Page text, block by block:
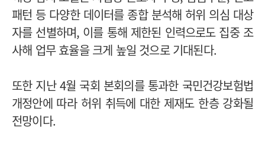
패턴 등 다양한 데이터를 종합 분석해 허위 의심 대상
자를 선별하며, 이를 통해 제한된 인력으로도 집중 조
사해 업무 효율을 크게 높일 것으로 기대된다.
또한 지난 4월 국회 본회의를 통과한 국민건강보험법
개정안에 따라 허위 취득에 대한 제재도 한층 강화될
전망이다.